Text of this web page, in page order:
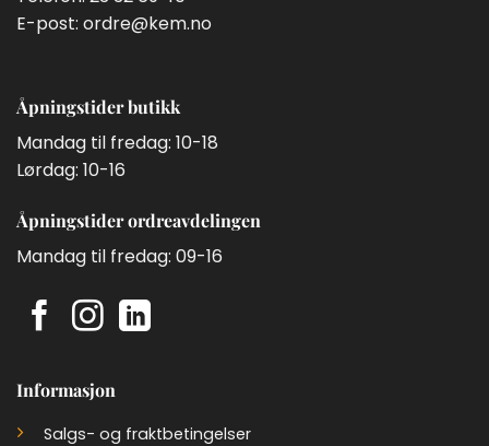
E-post: ordre@kem.no
Åpningstider butikk
Mandag til fredag: 10-18
Lørdag: 10-16
Åpningstider ordreavdelingen
Mandag til fredag: 09-16
Informasjon
Salgs- og fraktbetingelser